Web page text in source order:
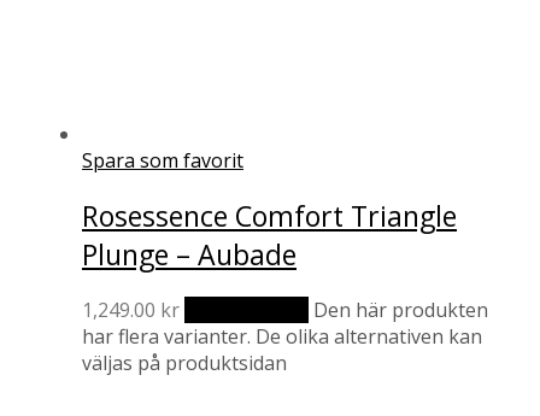
Spara som favorit
Rosessence Comfort Triangle
Plunge – Aubade
1,249.00 kr
Den här produkten
har flera varianter. De olika alternativen kan
väljas på produktsidan